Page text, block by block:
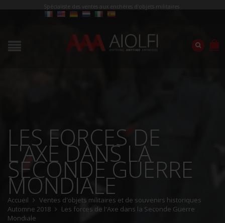
Spécialiste des ventes aux enchères d'objets militaires
LES FORCES DE
L'AXE DANS LA
SECONDE GUERRE
MONDIALE
Accueil
Ventes d'objets militaires et de souvenirs historiques
Automne 2018
Les forces de l'Axe dans la Seconde Guerre
Mondiale